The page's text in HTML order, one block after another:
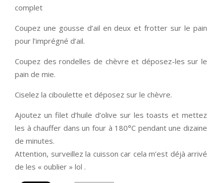
complet
Coupez une gousse d’ail en deux et frotter sur le pain
pour l’imprégné d’ail.
Coupez des rondelles de chèvre et déposez-les sur le
pain de mie.
Ciselez la ciboulette et déposez sur le chèvre.
Ajoutez un filet d’huile d’olive sur les toasts et mettez
les à chauffer dans un four à 180°C pendant une dizaine
de minutes.
Attention, surveillez la cuisson car cela m’est déjà arrivé
de les « oublier » lol .